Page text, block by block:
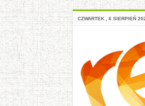
CZWARTEK , 6 SIERPIEŃ